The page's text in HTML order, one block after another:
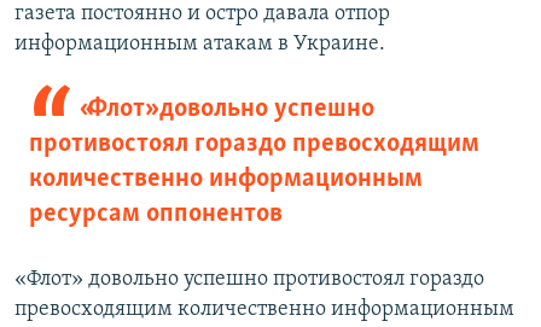
газета постоянно и остро давала отпор
информационным атакам в Украине.
«Флот» довольно успешно
противостоял гораздо превосходящим
количественно информационным
ресурсам оппонентов
«Флот» довольно успешно противостоял гораздо
превосходящим количественно информационным